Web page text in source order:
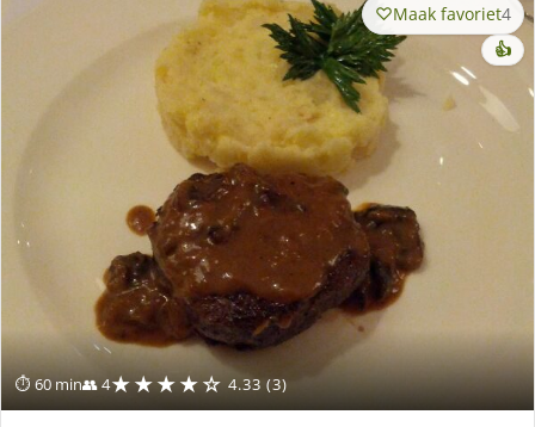
⏱ 60 min👥 4★★★★☆ 4.33 (3)
Maak favoriet4
👍